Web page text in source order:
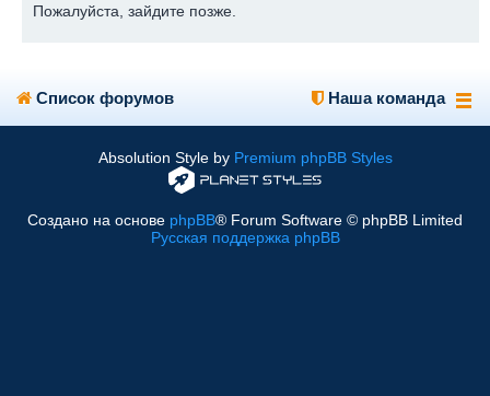
Пожалуйста, зайдите позже.
Список форумов Наша команда
Absolution Style by Premium phpBB Styles
Создано на основе phpBB® Forum Software © phpBB Limited
Русская поддержка phpBB